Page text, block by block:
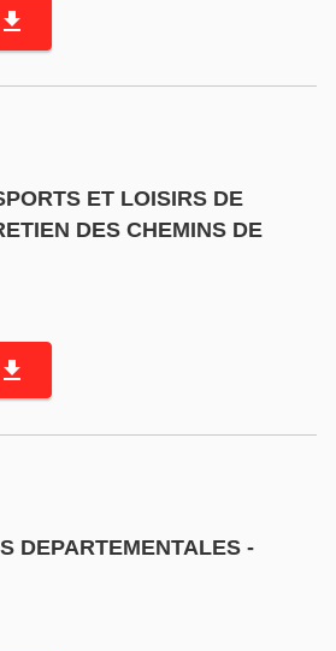
ET LOISIRS DE
DES CHEMINS DE
DEPARTEMENTALES -